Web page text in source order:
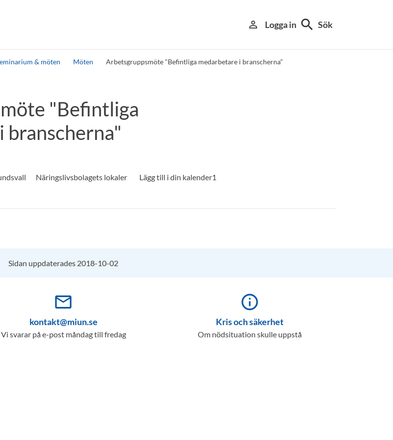
person_outline Logga in search Sök
& möten Möten Arbetsgruppsmöte "Befintliga medarbetare i branscherna"
"Befintliga
branscherna"
Näringslivsbolagets lokaler
Sidan uppdaterades 2018-10-02
mail_outline
kontakt@miun.se
Vi svarar på e-post måndag till fredag
info_outline
Kris och säkerhet
Om nödsituation skulle uppstå